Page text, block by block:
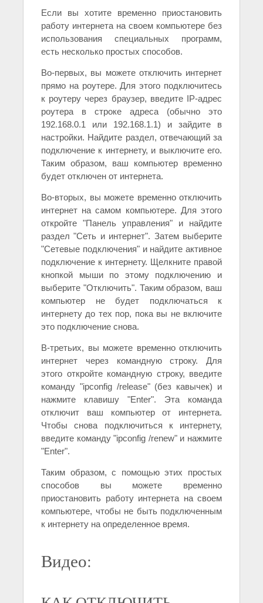
Если вы хотите временно приостановить
работу интернета на своем компьютере без
использования специальных программ,
есть несколько простых способов.
Во-первых, вы можете отключить интернет
прямо на роутере. Для этого подключитесь
к роутеру через браузер, введите IP-адрес
роутера в строке адреса (обычно это
192.168.0.1 или 192.168.1.1) и зайдите в
настройки. Найдите раздел, отвечающий за
подключение к интернету, и выключите его.
Таким образом, ваш компьютер временно
будет отключен от интернета.
Во-вторых, вы можете временно отключить
интернет на самом компьютере. Для этого
откройте "Панель управления" и найдите
раздел "Сеть и интернет". Затем выберите
"Сетевые подключения" и найдите активное
подключение к интернету. Щелкните правой
кнопкой мыши по этому подключению и
выберите "Отключить". Таким образом, ваш
компьютер не будет подключаться к
интернету до тех пор, пока вы не включите
это подключение снова.
В-третьих, вы можете временно отключить
интернет через командную строку. Для
этого откройте командную строку, введите
команду "ipconfig /release" (без кавычек) и
нажмите клавишу "Enter". Эта команда
отключит ваш компьютер от интернета.
Чтобы снова подключиться к интернету,
введите команду "ipconfig /renew" и нажмите
"Enter".
Таким образом, с помощью этих простых
способов вы можете временно
приостановить работу интернета на своем
компьютере, чтобы не быть подключенным
к интернету на определенное время.
Видео: